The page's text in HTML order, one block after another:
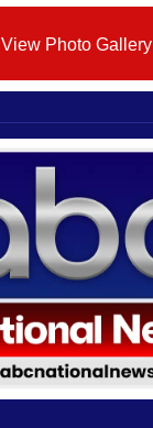
View Photo Gallery